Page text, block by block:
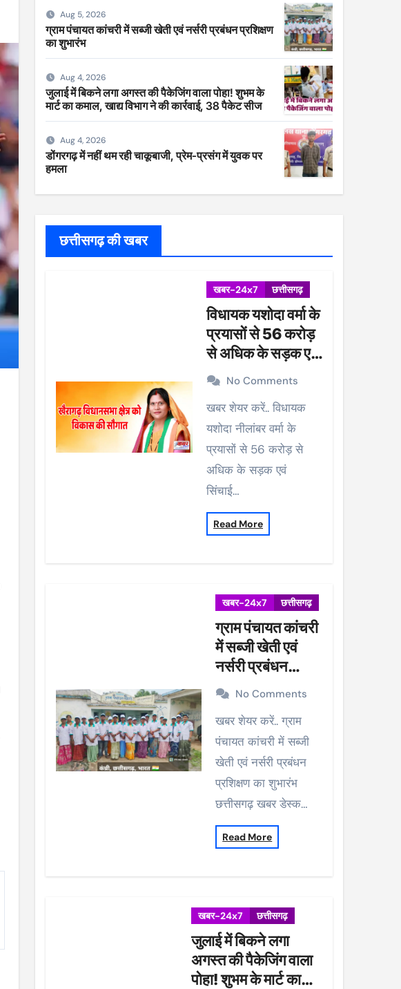
Aug 5, 2026
ग्राम पंचायत कांचरी में सब्जी खेती एवं नर्सरी प्रबंधन प्रशिक्षण
का शुभारंभ
Aug 4, 2026
जुलाई में बिकने लगा अगस्त की पैकेजिंग वाला पोहा! शुभम के
मार्ट का कमाल, खाद्य विभाग ने की कार्रवाई, 38 पैकेट सीज
Aug 4, 2026
डोंगरगढ़ में नहीं थम रही चाकूबाजी, प्रेम-प्रसंग में युवक पर
हमला
छत्तीसगढ़ की खबर
खबर-24x7 छत्तीसगढ़
विधायक यशोदा वर्मा के
प्रयासों से 56 करोड़
से अधिक के सड़क एवं
सिंचाई कार्यों को मिली
प्रशासकीय स्वीकृति
No Comments
खबर शेयर करें.. विधायक
यशोदा नीलांबर वर्मा के
प्रयासों से 56 करोड़ से
अधिक के सड़क एवं
सिंचाई…
Read More
खबर-24x7 छत्तीसगढ़
ग्राम पंचायत कांचरी
में सब्जी खेती एवं
नर्सरी प्रबंधन
प्रशिक्षण का शुभारंभ
No Comments
खबर शेयर करें.. ग्राम
पंचायत कांचरी में सब्जी
खेती एवं नर्सरी प्रबंधन
प्रशिक्षण का शुभारंभ
छत्तीसगढ़ खबर डेस्क…
Read More
खबर-24x7 छत्तीसगढ़
जुलाई में बिकने लगा
अगस्त की पैकेजिंग वाला
पोहा! शुभम के मार्ट का